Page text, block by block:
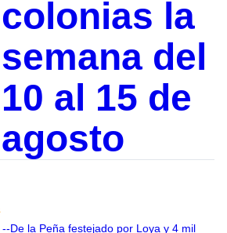
colonias la
semana del
10 al 15 de
agosto
--De la Peña festejado por Loya y 4 mil